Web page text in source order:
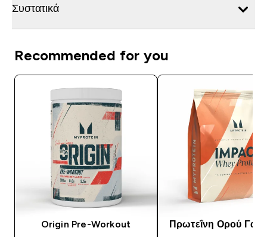
Συστατικά
Recommended for you
Origin Pre-Workout Πρωτεΐνη Ορού